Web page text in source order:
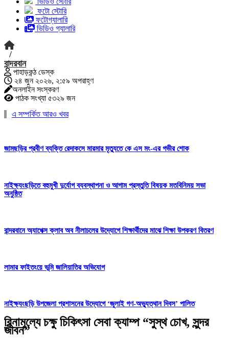
ফটো স্টোরি
ফটোগ্যালারি
ভিডিও গ্যালারি
/
বান্দরবান
পাহাড়কন্ঠ ডেস্ক
২৪ জুন ২০২৬, ২:৫৯ অপরাহ্ণ
অনলাইন সংস্করণ
পাঠক সংখ্যা ৫৩২৯ জন
এ সম্পর্কিত আরও খবর
জামছড়ির প্রবীণ ব্যক্তি রেদাকসে মারমার মৃত্যুতে কে এস মং-এর গভীর শোক
নাইক্ষ্যংছড়িতে বহুমুখী দুর্যোগ ব্যবস্থাপনা ও আগাম প্রস্তুতি বিষয়ক মতবিনিময় সভা
অনুষ্ঠিত
বান্দরবানে অ্যাপেক্স ক্লাব অব নীলাচলের উদ্যোগে শিক্ষার্থীদের মাঝে শিক্ষা উপকরণ বিতরণ
লামার ফাইতংয়ে ভূমি জালিয়াতির অভিযোগ
নাইক্ষ্যংছড়ি উপজেলা প্রশাসনের উদ্যোগে ‘জুলাই গণ-অভ্যুত্থান দিবস’ পালিত
বিনামূল্যে চক্ষু চিকিৎসা সেবা ক্যাম্প “সুস্থ চোখ, সুন্দর
জীবন”